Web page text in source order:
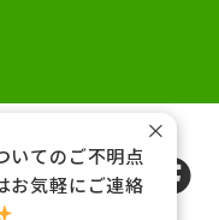
US
いてのご不明点
お気軽にご連絡
×